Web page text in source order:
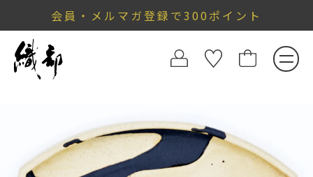
会員・メルマガ登録で300ポイント